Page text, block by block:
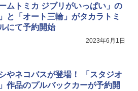
ームトミカ ジブリがいっぱい」の
と「オート三輪」がタカラトミ
にて予約開始
2023年6月1日
やネコバスが登場！ 「スタジオ
作品のプルバックカーが予約開